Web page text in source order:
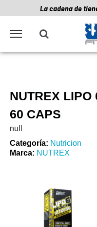
La cadena de
NUTREX LIPO
60 CAPS
null
Categoría
Nutricion
Marca
NUTREX